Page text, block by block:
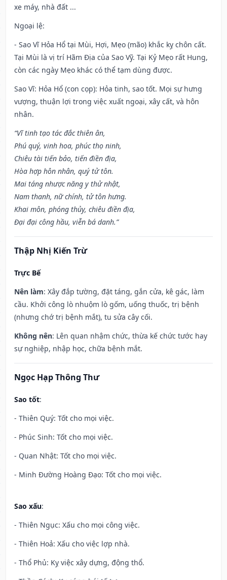
xe máy, nhà đất ...
Ngoại lệ:
- Sao Vĩ Hỏa Hổ tại Mùi, Hợi, Mẹo (mão) khắc kỵ chôn cất.
Tại Mùi là vị trí Hãm Địa của Sao Vỹ. Tại Kỷ Mẹo rất Hung,
còn các ngày Mẹo khác có thể tạm dùng được.
Sao Vĩ: Hỏa Hổ (con cọp): Hỏa tinh, sao tốt. Mọi sự hưng
vượng, thuận lợi trong việc xuất ngoại, xây cất, và hôn
nhân.
“Vĩ tinh tạo tác đắc thiên ân,
Phú quý, vinh hoa, phúc thọ ninh,
Chiêu tài tiến bảo, tiến điền địa,
Hòa hợp hôn nhân, quý tử tôn.
Mai táng nhược năng y thử nhật,
Nam thanh, nữ chính, tử tôn hưng.
Khai môn, phóng thủy, chiêu điền địa,
Đại đại công hầu, viễn bá danh.”
Thập Nhị Kiến Trừ
Trực Bế
Nên làm: Xây đắp tường, đặt táng, gắn cửa, kê gác, làm
cầu. Khởi công lò nhuộm lò gốm, uống thuốc, trị bệnh
(nhưng chớ trị bệnh mắt), tu sửa cây cối.
Không nên: Lên quan nhậm chức, thừa kế chức tước hay
sự nghiệp, nhập học, chữa bệnh mắt.
Ngọc Hạp Thông Thư
Sao tốt:
- Thiên Quý: Tốt cho mọi việc.
- Phúc Sinh: Tốt cho mọi việc.
- Quan Nhật: Tốt cho mọi việc.
- Minh Đường Hoàng Đạo: Tốt cho mọi việc.
Sao xấu:
- Thiên Ngục: Xấu cho mọi công việc.
- Thiên Hoả: Xấu cho việc lợp nhà.
- Thổ Phủ: Kỵ việc xây dựng, động thổ.